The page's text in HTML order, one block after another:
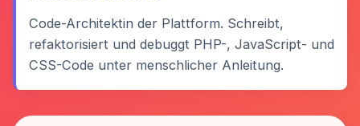
Code-Architektin der Plattform. Schreibt,
refaktorisiert und debuggt PHP-, JavaScript- und
CSS-Code unter menschlicher Anleitung.